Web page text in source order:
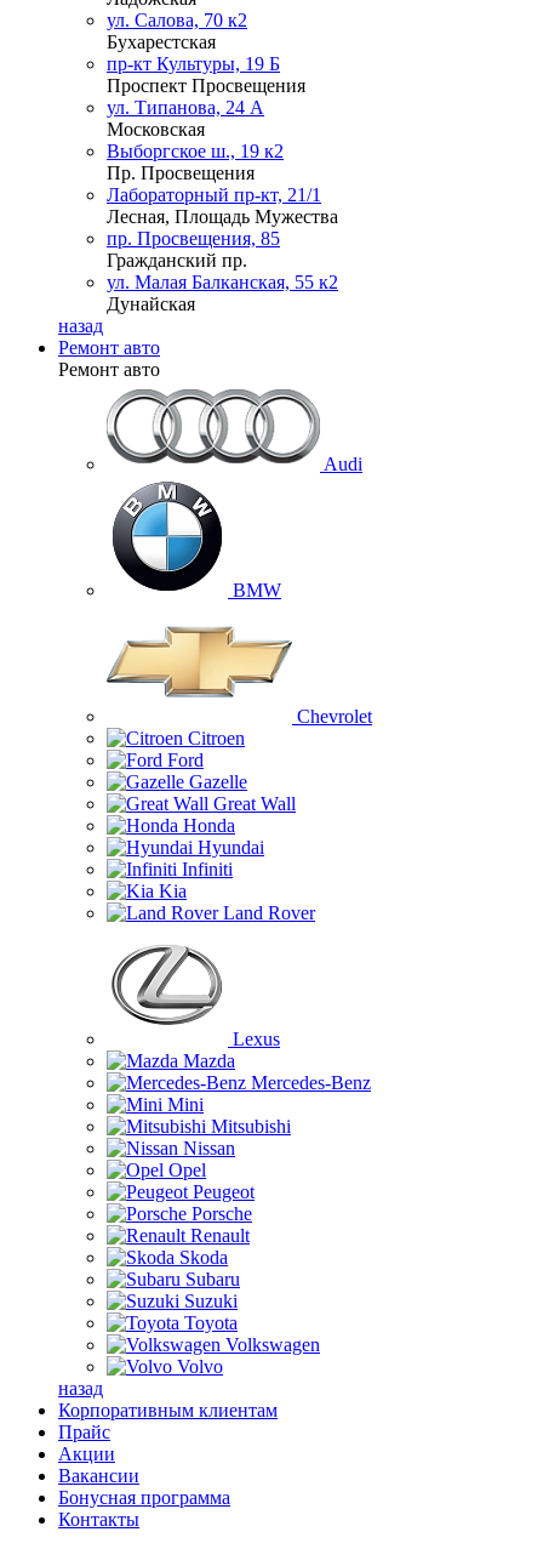
ул. Салова, 70 к2
Бухарестская
пр-кт Культуры, 19 Б
Проспект Просвещения
ул. Типанова, 24 А
Московская
Выборгское ш., 19 к2
Пр. Просвещения
Лабораторный пр-кт, 21/1
Лесная, Площадь Мужества
пр. Просвещения, 85
Гражданский пр.
ул. Малая Балканская, 55 к2
Дунайская
назад
Ремонт авто
Ремонт авто
Audi
BMW
Chevrolet
Citroen
Ford
Gazelle
Great Wall
Honda
Hyundai
Infiniti
Kia
Land Rover
Lexus
Mazda
Mercedes-Benz
Mini
Mitsubishi
Nissan
Opel
Peugeot
Porsche
Renault
Skoda
Subaru
Suzuki
Toyota
Volkswagen
Volvo
назад
Корпоративным клиентам
Прайс
Акции
Вакансии
Бонусная программа
Контакты